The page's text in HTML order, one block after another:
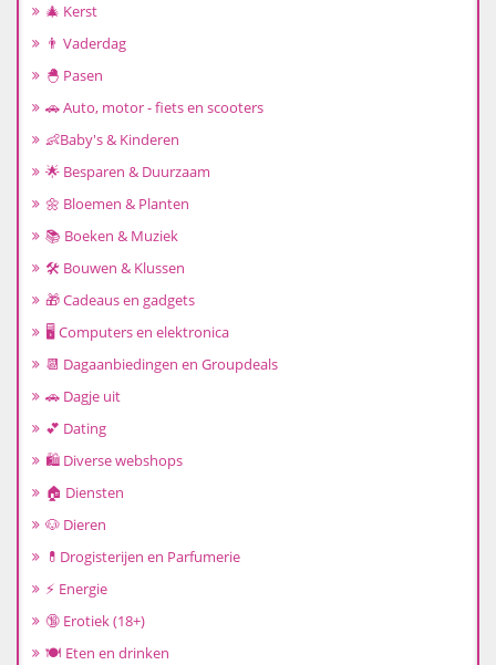
🎄 Kerst
👨 Vaderdag
🐣 Pasen
🚗 Auto, motor - fiets en scooters
👶Baby's & Kinderen
🌟 Besparen & Duurzaam
🌼 Bloemen & Planten
📚 Boeken & Muziek
🛠️ Bouwen & Klussen
🎁 Cadeaus en gadgets
🖥️ Computers en elektronica
📆 Dagaanbiedingen en Groupdeals
🚗 Dagje uit
💕 Dating
🛍️ Diverse webshops
🏠 Diensten
🐶 Dieren
💊Drogisterijen en Parfumerie
⚡ Energie
🔞 Erotiek (18+)
🍽️ Eten en drinken